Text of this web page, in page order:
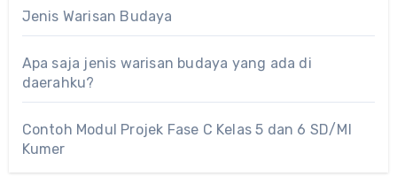
Jenis Warisan Budaya
Apa saja jenis warisan budaya yang ada di
daerahku?
Contoh Modul Projek Fase C Kelas 5 dan 6 SD/MI
Kumer